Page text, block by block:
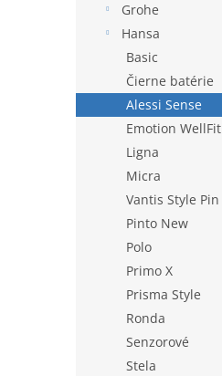
Grohe
Hansa
Basic
Čierne batérie
Alessi Sense
Emotion WellFit
Ligna
Micra
Vantis Style Pin
Pinto New
Polo
Primo X
Prisma Style
Ronda
Senzorové
Stela